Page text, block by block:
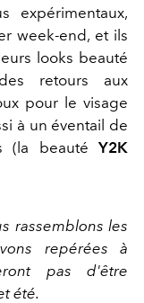
expérimentaux,
week-end, et ils
looks beauté
retours aux
pour le visage
à un éventail de
(la beauté Y2K
rassemblons les
repérées à
pas d'être
été.